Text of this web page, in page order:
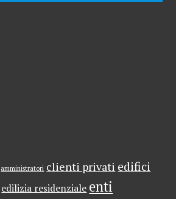
amministratori clienti privati edifici
edilizia residenziale enti